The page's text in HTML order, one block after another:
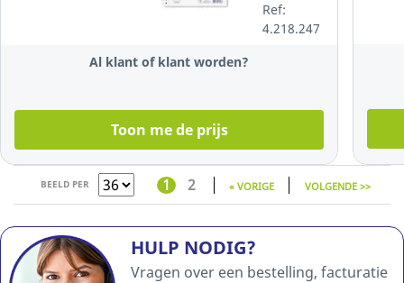
80 vellen
Ref:
4.218.247
Al klant of klant worden?
Toon me de prijs
BEELD PER 1 2 « VORIGE VOLGENDE >>
HULP NODIG?
Vragen over een bestelling, facturatie